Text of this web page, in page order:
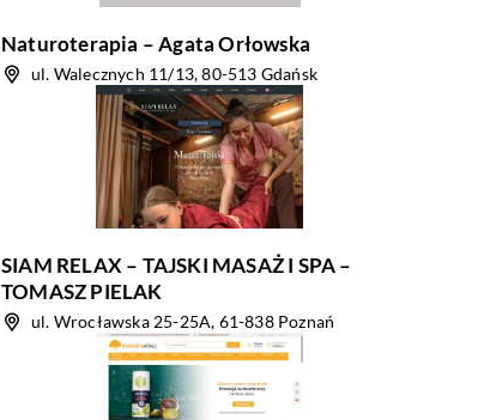
Naturoterapia – Agata Orłowska
ul. Walecznych 11/13, 80-513 Gdańsk
SIAM RELAX – TAJSKI MASAŻ I SPA –
TOMASZ PIELAK
ul. Wrocławska 25-25A, 61-838 Poznań